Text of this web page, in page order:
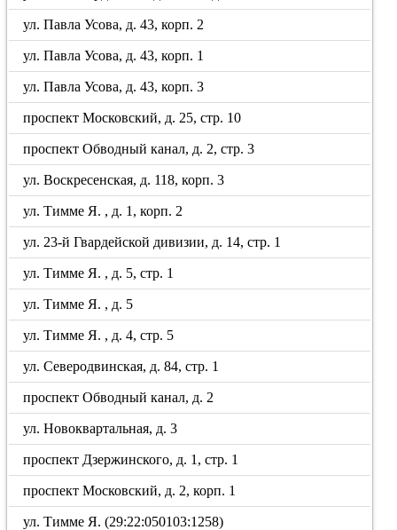
ул. Павла Усова, д. 43, корп. 2
ул. Павла Усова, д. 43, корп. 1
ул. Павла Усова, д. 43, корп. 3
проспект Московский, д. 25, стр. 10
проспект Обводный канал, д. 2, стр. 3
ул. Воскресенская, д. 118, корп. 3
ул. Тимме Я. , д. 1, корп. 2
ул. 23-й Гвардейской дивизии, д. 14, стр. 1
ул. Тимме Я. , д. 5, стр. 1
ул. Тимме Я. , д. 5
ул. Тимме Я. , д. 4, стр. 5
ул. Северодвинская, д. 84, стр. 1
проспект Обводный канал, д. 2
ул. Новоквартальная, д. 3
проспект Дзержинского, д. 1, стр. 1
проспект Московский, д. 2, корп. 1
ул. Тимме Я. (29:22:050103:1258)